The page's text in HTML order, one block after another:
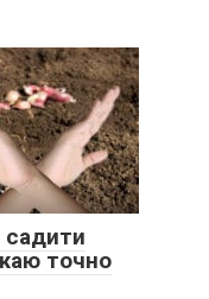
садити
точно